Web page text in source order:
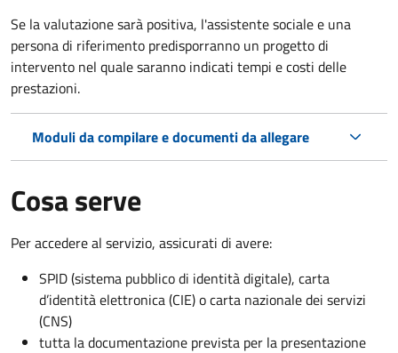
Se la valutazione sarà positiva, l'assistente sociale e una
persona di riferimento predisporranno un progetto di
intervento nel quale saranno indicati tempi e costi delle
prestazioni.
Moduli da compilare e documenti da allegare
Cosa serve
Per accedere al servizio, assicurati di avere:
SPID (sistema pubblico di identità digitale), carta
d’identità elettronica (CIE) o carta nazionale dei servizi
(CNS)
tutta la documentazione prevista per la presentazione